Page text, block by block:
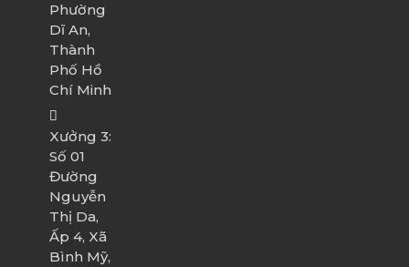
Phường
Dĩ An,
Thành
Phố Hồ
Chí Minh
Xưởng 3:
Số 01
Đường
Nguyễn
Thị Da,
Ấp 4, Xã
Bình Mỹ,